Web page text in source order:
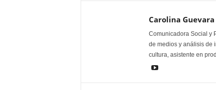
Carolina Guevara
Comunicadora Social y
de medios y análisis de
cultura, asistente en